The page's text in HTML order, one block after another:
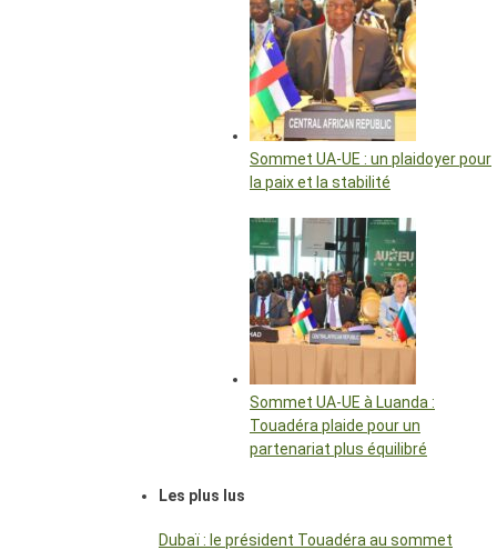
Sommet UA-UE : un plaidoyer pour
la paix et la stabilité
Sommet UA-UE à Luanda :
Touadéra plaide pour un
partenariat plus équilibré
Les plus lus
Dubaï : le président Touadéra au sommet